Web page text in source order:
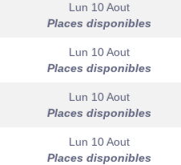
Lun 10 Aout
Places disponibles
Lun 10 Aout
Places disponibles
Lun 10 Aout
Places disponibles
Lun 10 Aout
Places disponibles